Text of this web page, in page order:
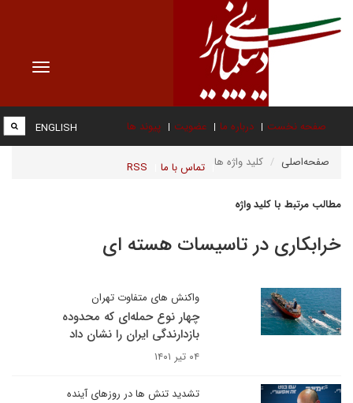
Toggle
صفحه نخست درباره ما عضویت پیوند ها
تماس با ما RSS
ENGLISH
صفحه‌اصلی کلید واژه ها
مطالب مرتبط با کلید واژه
خرابکاری در تاسیسات هسته ای
واکنش های متفاوت تهران
چهار نوع حمله‌ای که محدوده
بازدارندگی ایران را نشان داد
۰۴ تیر ۱۴۰۱
تشدید تنش ها در روزهای آینده